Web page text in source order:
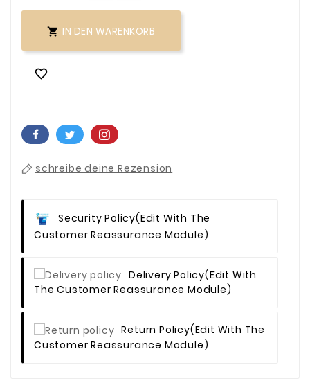
 IN DEN WARENKORB

schreibe deine Rezension
Security Policy(edit With The
Customer Reassurance Module)
Delivery Policy(edit With
The Customer Reassurance Module)
Return Policy(edit With The
Customer Reassurance Module)